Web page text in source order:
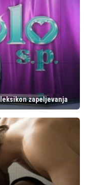
leksikon zapeljevanja